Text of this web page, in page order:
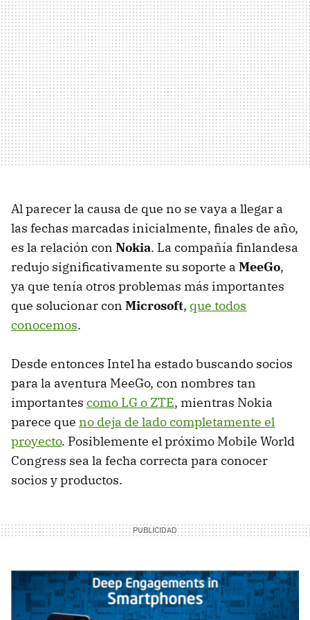
Al parecer la causa de que no se vaya a llegar a
las fechas marcadas inicialmente, finales de año,
es la relación con Nokia. La compañía finlandesa
redujo significativamente su soporte a MeeGo,
ya que tenía otros problemas más importantes
que solucionar con Microsoft, que todos
conocemos.
Desde entonces Intel ha estado buscando socios
para la aventura MeeGo, con nombres tan
importantes como LG o ZTE, mientras Nokia
parece que no deja de lado completamente el
proyecto. Posiblemente el próximo Mobile World
Congress sea la fecha correcta para conocer
socios y productos.